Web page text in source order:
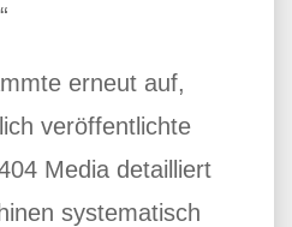
erneut auf,
veröffentlichte
Media detailliert
systematisch